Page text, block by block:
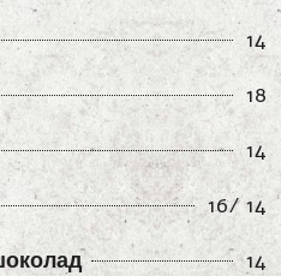
14
18
14
16/ 14
14